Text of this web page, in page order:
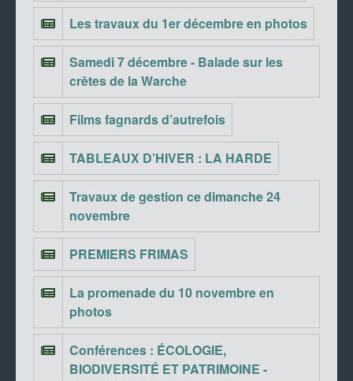
Les travaux du 1er décembre en photos
Samedi 7 décembre - Balade sur les
crêtes de la Warche
Films fagnards d’autrefois
TABLEAUX D’HIVER : LA HARDE
Travaux de gestion ce dimanche 24
novembre
PREMIERS FRIMAS
La promenade du 10 novembre en
photos
Conférences : ÉCOLOGIE,
BIODIVERSITÉ ET PATRIMOINE -